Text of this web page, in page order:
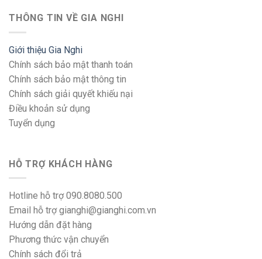
THÔNG TIN VỀ GIA NGHI
Giới thiệu Gia Nghi
Chính sách bảo mật thanh toán
Chính sách bảo mật thông tin
Chính sách giải quyết khiếu nại
Điều khoản sử dụng
Tuyển dụng
HỖ TRỢ KHÁCH HÀNG
Hotline hỗ trợ 090.8080.500
Email hỗ trợ gianghi@gianghi.com.vn
Hướng dẫn đặt hàng
Phương thức vận chuyển
Chính sách đổi trả